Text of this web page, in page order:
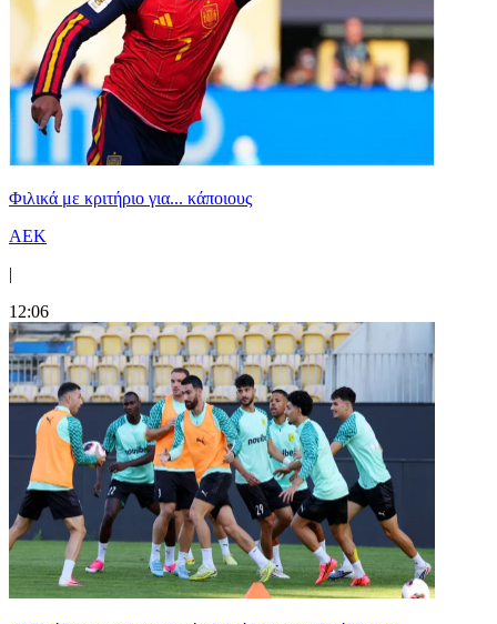
Φιλικά με κριτήριο για... κάποιους
ΑΕΚ
|
12:06